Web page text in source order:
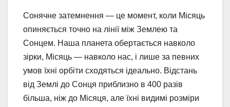
Сонячне затемнення — це момент, коли Місяць
опиняється точно на лінії між Землею та
Сонцем. Наша планета обертається навколо
зірки, Місяць — навколо нас, і лише за певних
умов їхні орбіти сходяться ідеально. Відстань
від Землі до Сонця приблизно в 400 разів
більша, ніж до Місяця, але їхні видимі розміри